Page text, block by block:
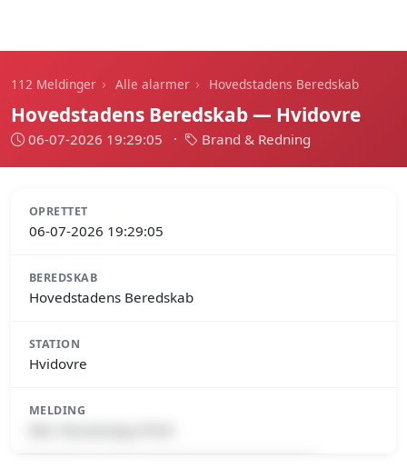
112 Meldinger › Alle alarmer › Hovedstadens Beredskab
Hovedstadens Beredskab — Hvidovre
06-07-2026 19:29:05 · Brand & Redning
OPRETTET
06-07-2026 19:29:05
BEREDSKAB
Hovedstadens Beredskab
STATION
Hvidovre
MELDING